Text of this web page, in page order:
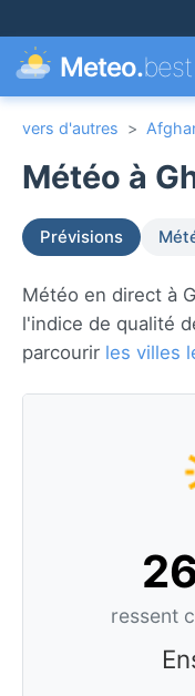
Meteo.best
vers d'autres >
Météo à
Prévisions
Météo en direct à
l'indice de qualité
parcourir les villes
ressent